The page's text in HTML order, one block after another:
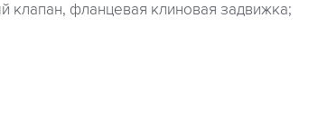
клапан, фланцевая клиновая задвижка;